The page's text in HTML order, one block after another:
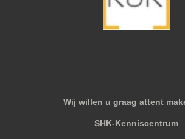
Wij willen u graag attent
SHK-Kenniscentrum